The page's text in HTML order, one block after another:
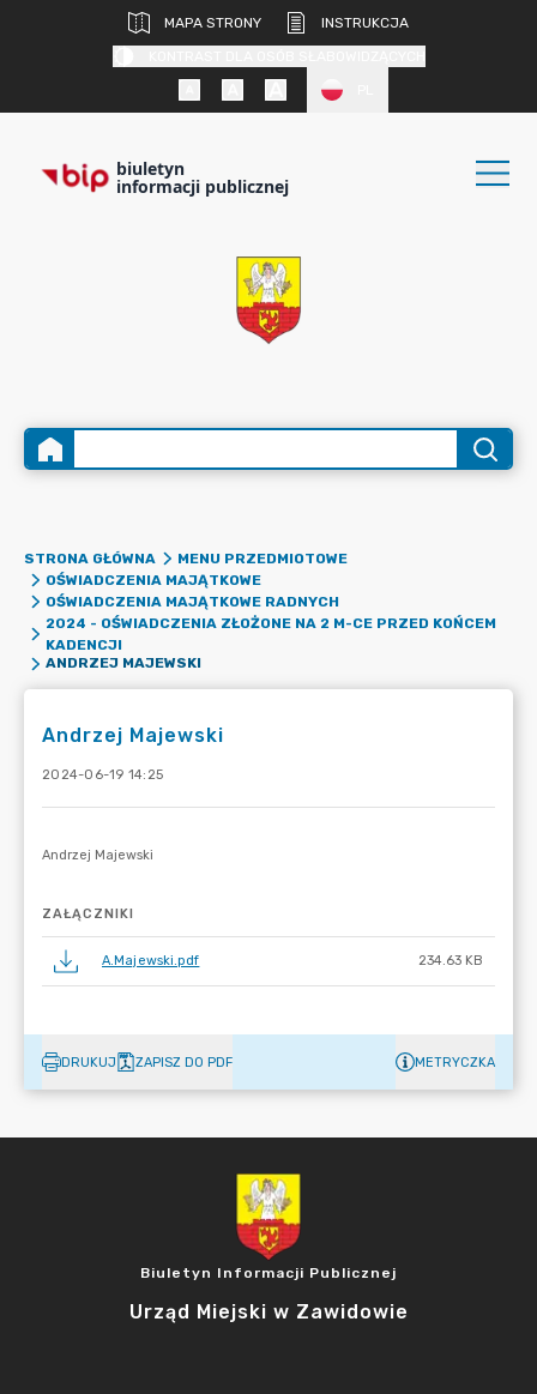
MAPA STRONY
INSTRUKCJA
biuletyn
informacji publicznej
STRONA GŁÓWNA
MENU PRZEDMIOTOWE
OŚWIADCZENIA MAJĄTKOWE
OŚWIADCZENIA MAJĄTKOWE RADNYCH
2024 - OŚWIADCZENIA ZŁOŻONE NA 2 M-CE PRZED KOŃCEM
KADENCJI
ANDRZEJ MAJEWSKI
Andrzej Majewski
2024-06-19 14:25
ZAŁĄCZNIKI
A.Majewski.pdf 234.63 KB
DRUKUJ ZAPISZ DO PDF METRYCZKA
Biuletyn Informacji Publicznej
Urząd Miejski w Zawidowie